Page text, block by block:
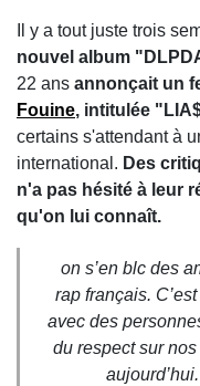
Il y a tout juste trois
nouvel album
22 ans annonçait un
Fouine, intitulée
certains s'attendant à
international. Des
n'a pas hésité à leur
qu'on lui connaît.
on s’en blc des
rap français.
avec des
du respect sur
aujourd’hui.